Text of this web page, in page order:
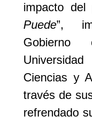
impacto del
Puede”,
Gobierno
Ciencias y
través de
refrendado